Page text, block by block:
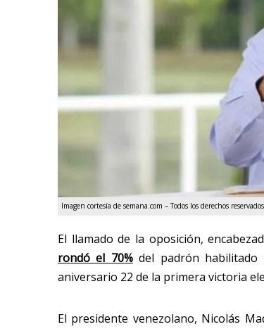
Imagen cortesía de semana.com – Todos los derechos reservados
El llamado de la oposición,
rondó el 70%del padrón habilitado
aniversario 22 de la primera victoria
El presidente venezolano, Nicolás